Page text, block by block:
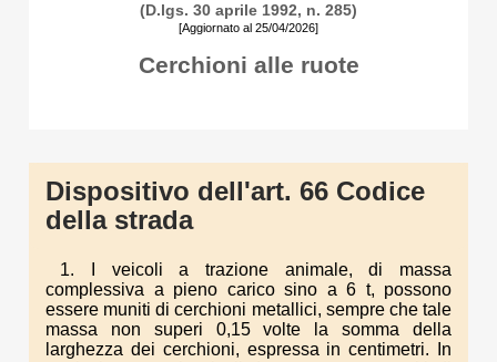
(D.lgs. 30 aprile 1992, n. 285)
[Aggiornato al 25/04/2026]
Cerchioni alle ruote
Dispositivo dell'art. 66 Codice
della strada
1. I veicoli a trazione animale, di massa
complessiva a pieno carico sino a 6 t, possono
essere muniti di cerchioni metallici, sempre che tale
massa non superi 0,15 volte la somma della
larghezza dei cerchioni, espressa in centimetri. In